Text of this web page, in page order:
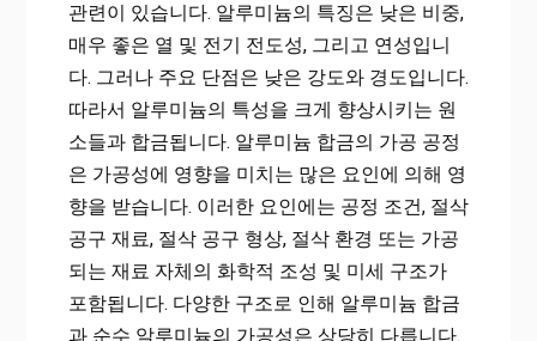
관련이 있습니다. 알루미늄의 특징은 낮은 비중,
매우 좋은 열 및 전기 전도성, 그리고 연성입니
다. 그러나 주요 단점은 낮은 강도와 경도입니다.
따라서 알루미늄의 특성을 크게 향상시키는 원
소들과 합금됩니다. 알루미늄 합금의 가공 공정
은 가공성에 영향을 미치는 많은 요인에 의해 영
향을 받습니다. 이러한 요인에는 공정 조건, 절삭
공구 재료, 절삭 공구 형상, 절삭 환경 또는 가공
되는 재료 자체의 화학적 조성 및 미세 구조가
포함됩니다. 다양한 구조로 인해 알루미늄 합금
과 순수 알루미늄의 가공성은 상당히 다릅니다.